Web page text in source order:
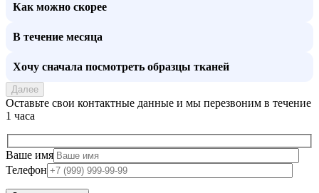
Как можно скорее
В течение месяца
Хочу сначала посмотреть образцы тканей
Далее
Оставьте свои контактные данные и мы перезвоним в течение
1 часа
Ваше имя
Телефон